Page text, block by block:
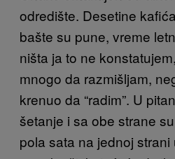
odredište. Desetine
bašte su pune, vreme
ništa ja to ne
mnogo da razmišljam,
krenuo da “radim”. U
šetanje i sa obe strane
pola sata na jednoj